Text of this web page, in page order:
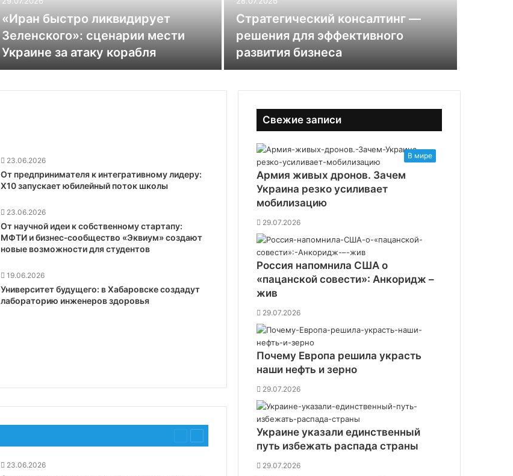
«Иран быстро ликвидирует
Зеленского»: сценарии мести
Украине за атаку корабля
Стратегический консалтинг —
решения для эффективного
развития бизнеса
23.06.2026
От предпринимателя к интегративному лидеру:
X10 запускает юбилейный поток школы
23.06.2026
От научной идеи к собственному стартапу:
МФТИ и бизнес‑сообщество «Эквиум» создают
новые возможности для студентов
19.06.2026
Университет будущего: в Хабаровске создадут
лабораторию инженеров здоровья
страницастраница
23.06.2026
Свежие записи
В мире
Армия живых дронов. Зачем
Украина резко усиливает
мобилизацию
29.07.2026
Россия напомнила США о
«пацанской совести»: Анкоридж –
жив
29.07.2026
Почему Европа решила украсть
наши нефть и зерно
29.07.2026
Украине указали единственный
путь избежать распада страны
29.07.2026